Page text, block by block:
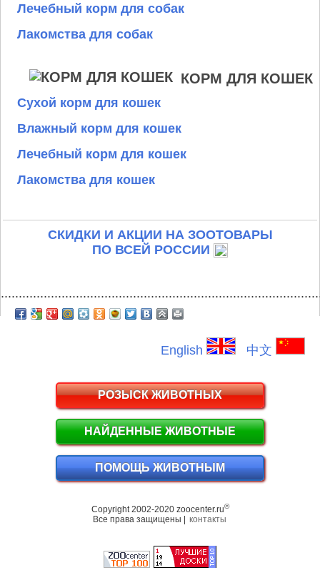
Лечебный корм для собак
Лакомства для собак
КОРМ ДЛЯ КОШЕК
Сухой корм для кошек
Влажный корм для кошек
Лечебный корм для кошек
Лакомства для кошек
СКИДКИ И АКЦИИ НА ЗООТОВАРЫ
ПО ВСЕЙ РОССИИ
English 中文
РОЗЫСК ЖИВОТНЫХ
НАЙДЕННЫЕ ЖИВОТНЫЕ
ПОМОЩЬ ЖИВОТНЫМ
Copyright 2002-2020 zoocenter.ru©
Все права защищены | контакты